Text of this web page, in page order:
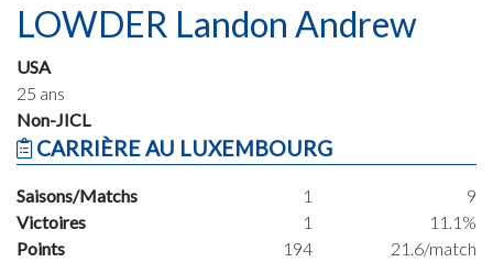
LOWDER Landon Andrew
USA
25 ans
Non-JICL
CARRIÈRE AU LUXEMBOURG
Saisons/Matchs 1
9
Victoires
1
11.1%
Points
194
21.6/match